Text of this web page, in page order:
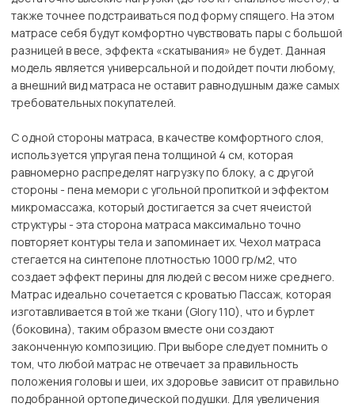
также точнее подстраиваться под форму спящего. На этом
матрасе себя будут комфортно чувствовать пары с большой
разницей в весе, эффекта «скатывания» не будет. Данная
модель является универсальной и подойдет почти любому,
а внешний вид матраса не оставит равнодушным даже самых
требовательных покупателей.
С одной стороны матраса, в качестве комфортного слоя,
используется упругая пена толщиной 4 см, которая
равномерно распределят нагрузку по блоку, а с другой
стороны - пена мемори с угольной пропиткой и эффектом
микромассажа, который достигается за счет ячеистой
структуры - эта сторона матраса максимально точно
повторяет контуры тела и запоминает их. Чехол матраса
стегается на синтепоне плотностью 1000 гр/м2, что
создает эффект перины для людей с весом ниже среднего.
Матрас идеально сочетается с кроватью Пассаж, которая
изготавливается в той же ткани (Glory 110), что и бурлет
(боковина), таким образом вместе они создают
законченную композицию. При выборе следует помнить о
том, что любой матрас не отвечает за правильность
положения головы и шеи, их здоровье зависит от правильно
подобранной ортопедической подушки. Для увеличения